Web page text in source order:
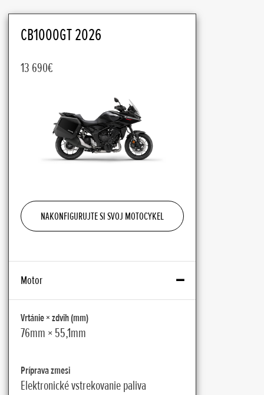
CB1000GT 2026
13 690€
NAKONFIGURUJTE SI SVOJ MOTOCYKEL
Motor
Vrtánie × zdvih (mm)
76mm × 55,1mm
Príprava zmesi
Elektronické vstrekovanie paliva